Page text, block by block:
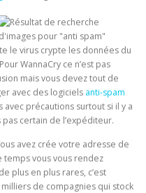
le virus crypte les données du
WannaCry ce n’est pas
mais vous devez tout de
avec des logiciels anti-spam
précautions surtout si il y a
certain de l’expéditeur.
avez crée votre adresse de
temps vous vous rendez
plus en plus rares, c’est
de compagnies qui stock